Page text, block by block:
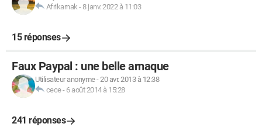
Afrikarnak - 8 janv. 2022 à 11:03
15 réponses
Faux Paypal : une belle arnaque
Utilisateur anonyme-20 avr. 2013 à 12:38
cece- 6 août 2014 à 15:28
241 réponses